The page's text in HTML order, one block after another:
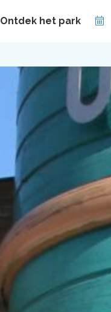
Ontdek het park